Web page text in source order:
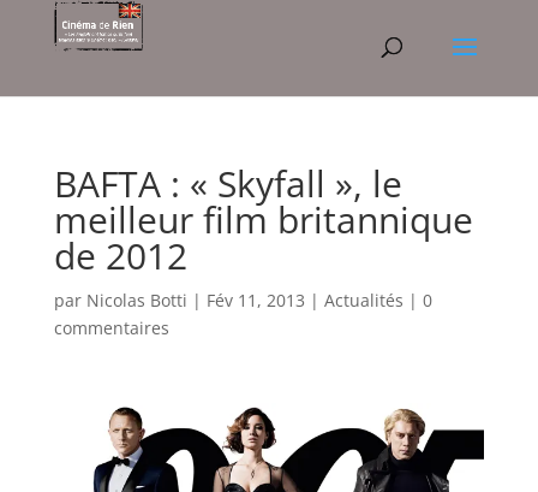
BAFTA : « Skyfall », le
meilleur film britannique
de 2012
par Nicolas Botti | Fév 11, 2013 | Actualités | 0
commentaires